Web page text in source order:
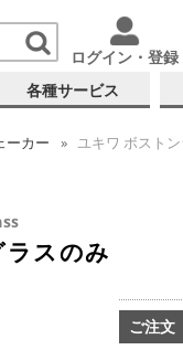
ログイン・登録
各種サービス
ーカー ユキワ ボスト
スのみ
ご注文